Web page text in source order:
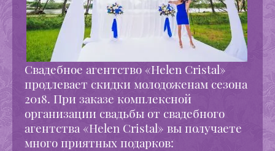
Свадебное агентство «Helen Cristal»
продлевает скидки молодоженам сезона
2018. При заказе комплексной
организации свадьбы от свадебного
агентства «Helen Cristal» вы получаете
много приятных подарков: